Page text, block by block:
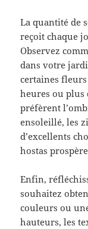
La quantité de
reçoit chaque
Observez
dans votre
certaines
heures ou plus
préfèrent
ensoleillé, les
d’excellents
hostas
Enfin,
souhaitez
couleurs ou
hauteurs, les